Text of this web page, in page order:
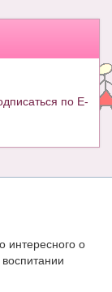
по E-
интересного о